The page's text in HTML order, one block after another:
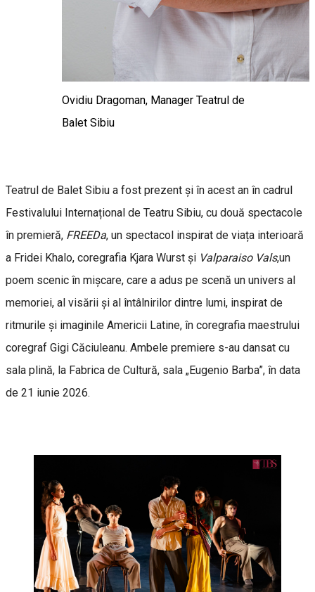
Ovidiu Dragoman, Manager Teatrul de
Balet Sibiu
Teatrul de Balet Sibiu a fost prezent și în acest an în cadrul
Festivalului Internațional de Teatru Sibiu, cu două spectacole
în premieră, FREEDa, un spectacol inspirat de viața interioară
a Fridei Khalo, coregrafia Kjara Wurst și Valparaiso Vals,un
poem scenic în mișcare, care a adus pe scenă un univers al
memoriei, al visării și al întâlnirilor dintre lumi, inspirat de
ritmurile și imaginile Americii Latine, în coregrafia maestrului
coregraf Gigi Căciuleanu. Ambele premiere s-au dansat cu
sala plină, la Fabrica de Cultură, sala „Eugenio Barba”, în data
de 21 iunie 2026.